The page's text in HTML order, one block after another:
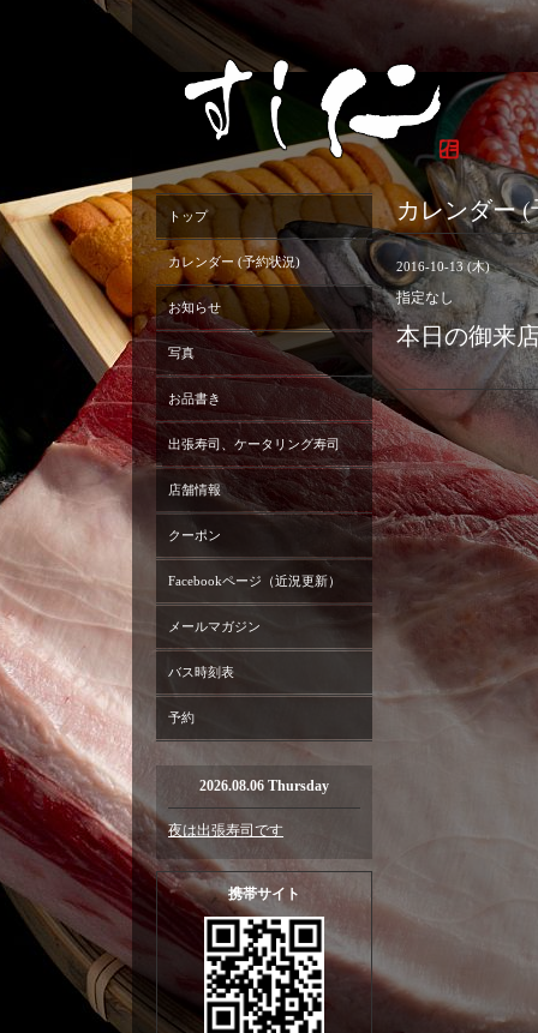
カレンダー
2016-10-13 (木)
指定なし
本日の御来
トップ
カレンダー (予約状況)
お知らせ
写真
お品書き
出張寿司、ケータリング寿司
店舗情報
クーポン
Facebookページ（近況更新）
メールマガジン
バス時刻表
予約
2026.08.06 Thursday
夜は出張寿司です
携帯サイト